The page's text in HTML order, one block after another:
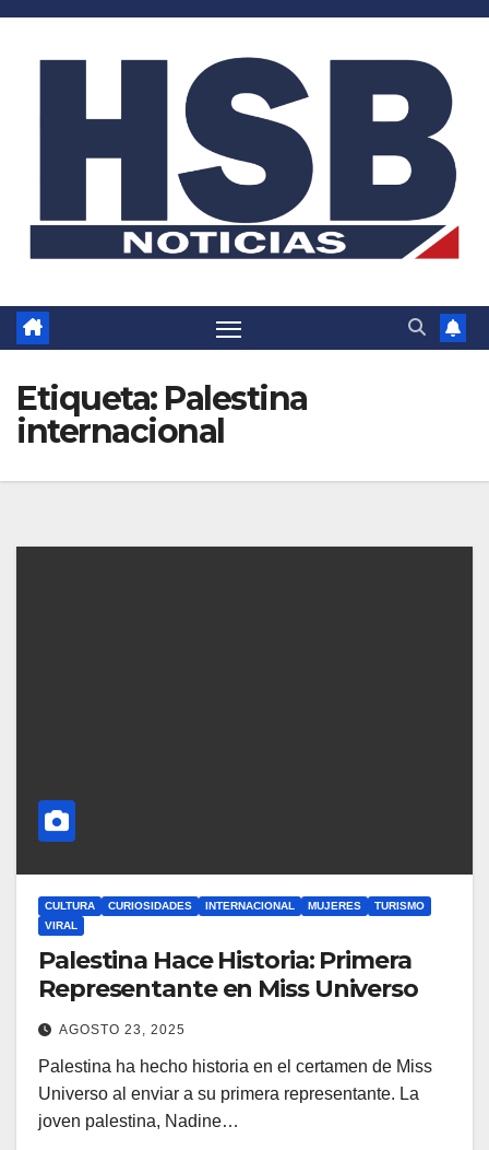
Saltar
Etiqueta: Palestina
internacional
CULTURA CURIOSIDADES INTERNACIONAL MUJERES
TURISMO
VIRAL
Palestina Hace Historia: Primera
Representante en Miss Universo
AGOSTO 23, 2025
Palestina ha hecho historia en el certamen de Miss
Universo al enviar a su primera representante. La
joven palestina, Nadine…